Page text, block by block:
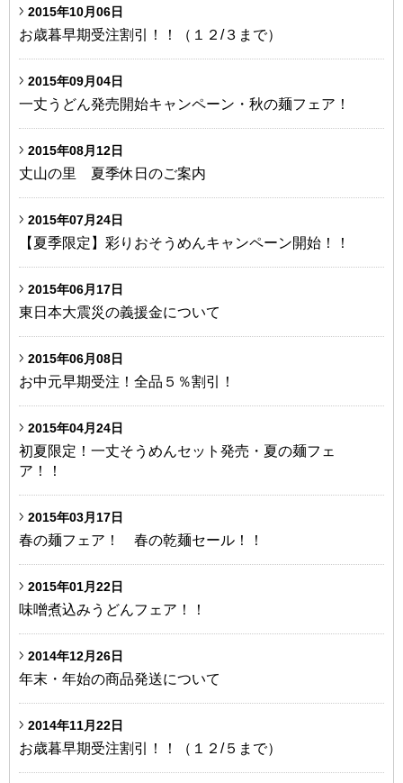
2015年10月06日
お歳暮早期受注割引！！（１２/３まで）
2015年09月04日
一丈うどん発売開始キャンペーン・秋の麺フェア！
2015年08月12日
丈山の里 夏季休日のご案内
2015年07月24日
【夏季限定】彩りおそうめんキャンペーン開始！！
2015年06月17日
東日本大震災の義援金について
2015年06月08日
お中元早期受注！全品５％割引！
2015年04月24日
初夏限定！一丈そうめんセット発売・夏の麺フェ
ア！！
2015年03月17日
春の麺フェア！ 春の乾麺セール！！
2015年01月22日
味噌煮込みうどんフェア！！
2014年12月26日
年末・年始の商品発送について
2014年11月22日
お歳暮早期受注割引！！（１２/５まで）